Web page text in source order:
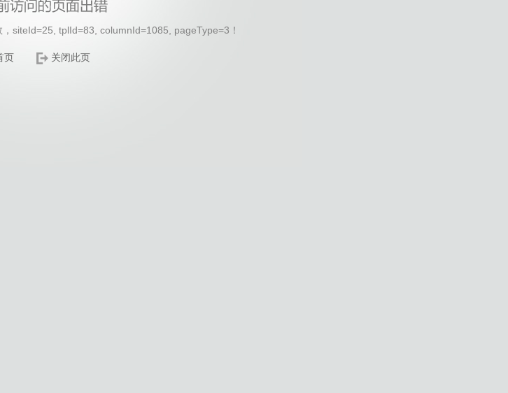
siteId=25, tplId=83, columnId=1085, pageType=3！
页 关闭此页